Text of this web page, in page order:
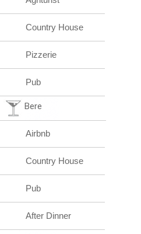
Country House
Pizzerie
Pub
Bere
Airbnb
Country House
Pub
After Dinner